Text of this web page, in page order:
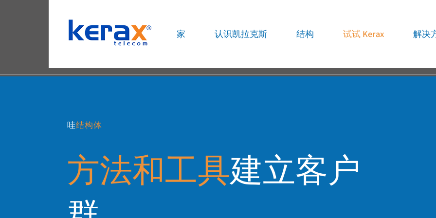
家 认识凯拉克斯 结构 试试 Kerax 解决
哇结构体
方法和工具建立客户